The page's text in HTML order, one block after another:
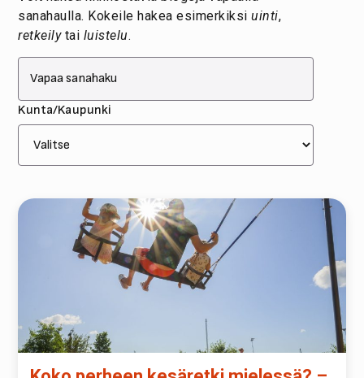
sanahaulla. Kokeile hakea esimerkiksiuinti,
retkeilytai luistelu.
Kunta/Kaupunki